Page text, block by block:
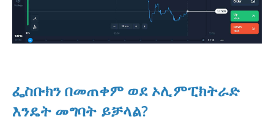
ፌስቡክን በመጠቀም ወደ ኦሊምፒክትራድ
እንዴት መግባት ይቻላል?